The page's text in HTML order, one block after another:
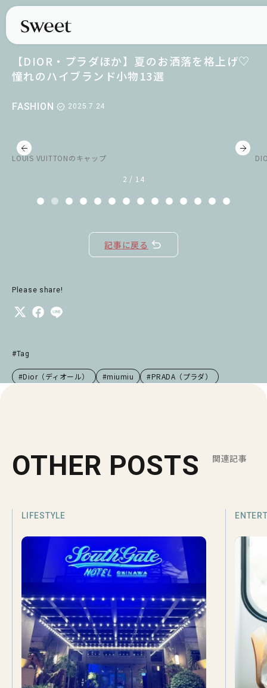
FASHION 2025.7.24
【DIOR・プラダほか】夏のお洒落を格上げ♡
憧れのハイブランド小物13選
LOUIS VUITTONのキャップ
2 / 14
記事に戻る
Please share!
#Tag
#Dior（ディオール） #miumiu #PRADA（プラダ）
OTHER POSTS 関連記事
LIFESTYLE